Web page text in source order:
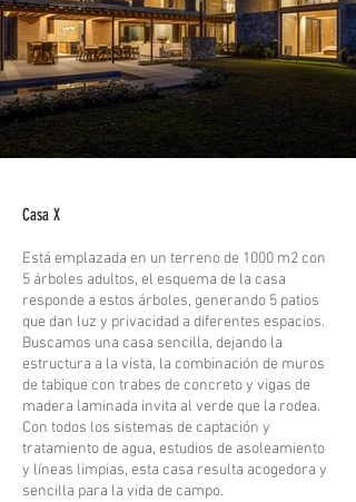
Casa X
Está emplazada en un terreno de 1000 m2 con
5 árboles adultos, el esquema de la casa
responde a estos árboles, generando 5 patios
que dan luz y privacidad a diferentes espacios.
Buscamos una casa sencilla, dejando la
estructura a la vista, la combinación de muros
de tabique con trabes de concreto y vigas de
madera laminada invita al verde que la rodea.
Con todos los sistemas de captación y
tratamiento de agua, estudios de asoleamiento
y líneas limpias, esta casa resulta acogedora y
sencilla para la vida de campo.